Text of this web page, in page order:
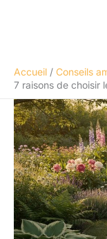
Accueil
Conseils
7 raisons de choisir